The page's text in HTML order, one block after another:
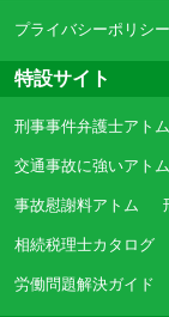
プライバシーポリシー
特設サイト
刑事事件弁護士アトム
交通事故に強いアト
事故慰謝料アトム
相続税理士カタログ
労働問題解決ガイド